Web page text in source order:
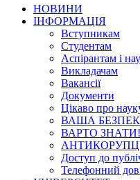
НОВИНИ
ІНФОРМАЦІЯ
Вступникам
Студентам
Аспірантам і
Викладачам
Вакансії
Документи
Цікаво про
ВАША
ВАРТО ЗНАТИ!
Доступ до
Телефонний